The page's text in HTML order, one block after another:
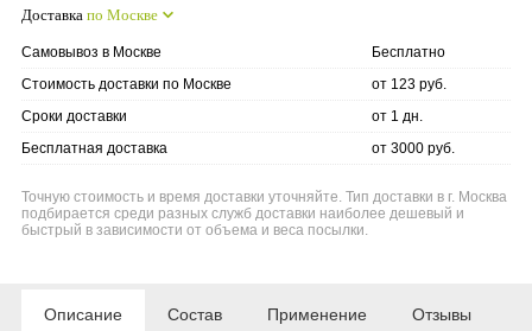
Доставка по Москве
Самовывоз в Москве
Бесплатно
Стоимость доставки по Москве
от 123 руб.
Сроки доставки
от 1 дн.
Бесплатная доставка
от 3000 руб.
Точную стоимость и время доставки уточняйте. Тип доставки в г. Москва
подбирается среди разных служб доставки наиболее дешевый и
быстрый в зависимости от объема и веса посылки.
Описание Состав Применение Отзывы